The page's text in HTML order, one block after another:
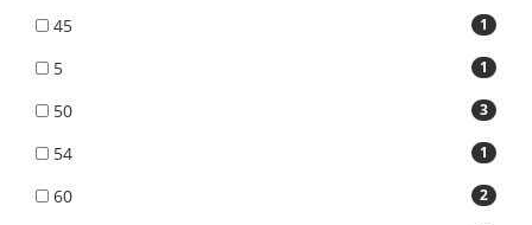
1
45
1
5
3
50
1
54
2
60